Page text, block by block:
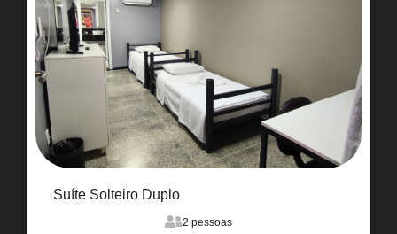
Suíte Solteiro Duplo
2 pessoas